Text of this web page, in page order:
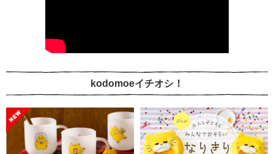
kodomoeイチオシ！